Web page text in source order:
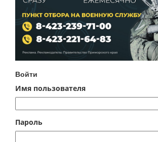
Войти
Имя пользователя
Пароль